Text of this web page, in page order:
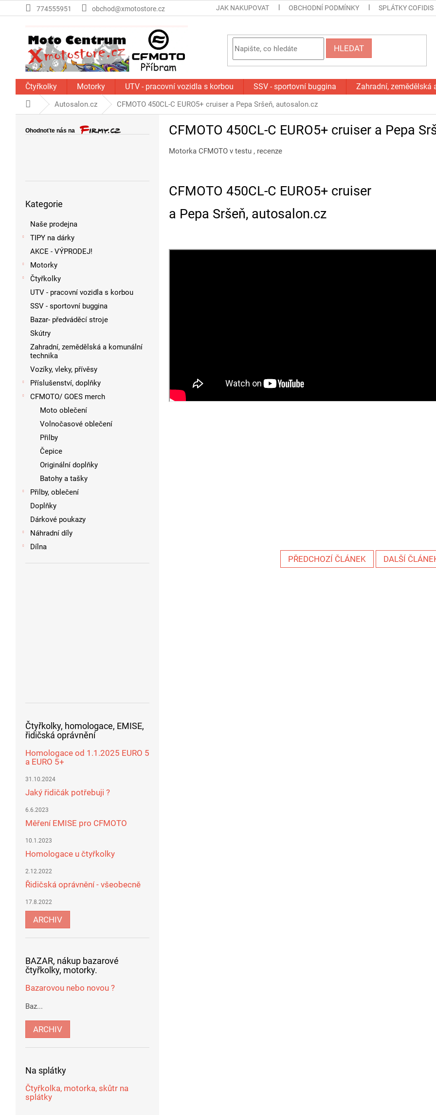
na
774555951 obchod@xmotostore.cz JAK NAKUPOVAT OBCHODNÍ PODMÍNKY SPLÁTKY COFIDIS
HLEDAT
Čtyřkolky Motorky UTV - pracovní vozidla s korbou SSV - sportovní buggina Zahradní, zemědělská
Domů Autosalon.cz CFMOTO 450CL-C EURO5+ cruiser a Pepa Sršeň, autosalon.cz
kategorie
Kategorie
Naše prodejna
TIPY na dárky
AKCE - VÝPRODEJ!
Motorky
Čtyřkolky
UTV - pracovní vozidla s korbou
SSV - sportovní buggina
Bazar- předváděcí stroje
Skútry
Zahradní, zemědělská a komunální
technika
Vozíky, vleky, přívěsy
Příslušenství, doplňky
CFMOTO/ GOES merch
Moto oblečení
Volnočasové oblečení
Přilby
Čepice
Originální doplňky
Batohy a tašky
Přilby, oblečení
Doplňky
Dárkové poukazy
Náhradní díly
Dílna
Čtyřkolky, homologace, EMISE,
řidičská oprávnění
Homologace od 1.1.2025 EURO 5
a EURO 5+
31.10.2024
Jaký řidičák potřebuji ?
6.6.2023
Měření EMISE pro CFMOTO
10.1.2023
Homologace u čtyřkolky
2.12.2022
Řidičská oprávnění - všeobecně
17.8.2022
ARCHIV
BAZAR, nákup bazarové
čtyřkolky, motorky.
Bazarovou nebo novou ?
Baz...
ARCHIV
Na splátky
Čtyřkolka, motorka, skůtr na
splátky
CFMOTO 450CL-C EURO5+ cruiser a Pepa
Motorka CFMOTO v testu , recenze
CFMOTO 450CL-C EURO5+ cruiser
a Pepa Sršeň, autosalon.cz
PŘEDCHOZÍ ČLÁNEK DALŠÍ